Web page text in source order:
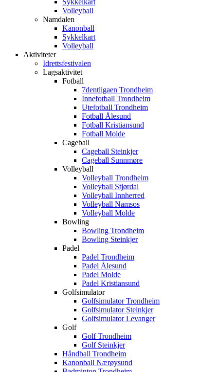
Sykkelkart
Volleyball
Namdalen
Kanonball
Sykkelkart
Volleyball
Aktiviteter
Idrettsfestivalen
Lagsaktivitet
Fotball
7dentligaen Trondheim
Innefotball Trondheim
Utefotball Trondheim
Fotball Ålesund
Fotball Kristiansund
Fotball Molde
Cageball
Cageball Steinkjer
Cageball Sunnmøre
Volleyball
Volleyball Trondheim
Volleyball Stjørdal
Volleyball Innherred
Volleyball Namsos
Volleyball Molde
Bowling
Bowling Trondheim
Bowling Steinkjer
Padel
Padel Trondheim
Padel Ålesund
Padel Molde
Padel Kristiansund
Golfsimulator
Golfsimulator Trondheim
Golfsimulator Steinkjer
Golfsimulator Levanger
Golf
Golf Trondheim
Golf Steinkjer
Håndball Trondheim
Kanonball Nærøysund